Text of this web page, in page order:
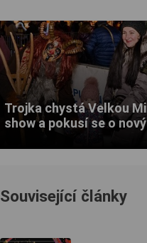
Trojka chystá Velkou
show a pokusí se o
Související články